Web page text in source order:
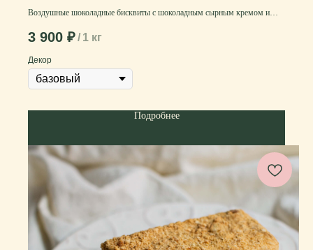
Воздушные шоколадные бисквиты с шоколадным сырным кремом и
вишня придаёт приятную кислинку и дополняет вкус
3 900 ₽/ 1 кг
Декор
Подробнее